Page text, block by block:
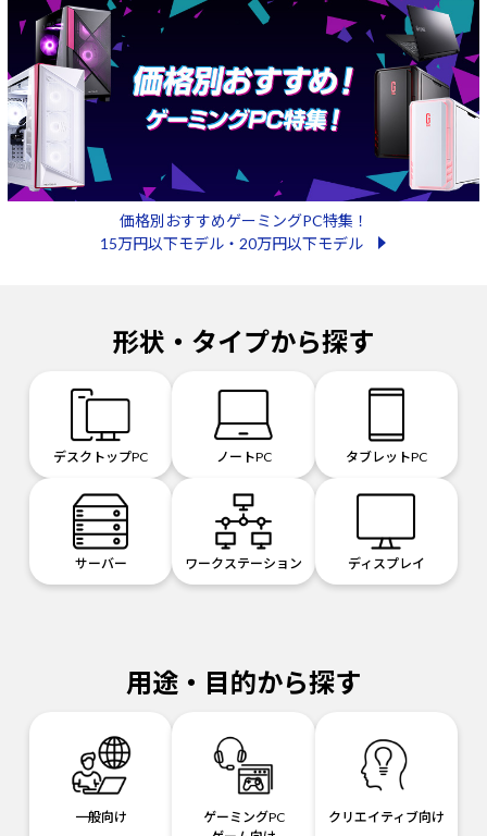
価格別おすすめゲーミングPC特集！
15万円以下モデル・20万円以下モデル
形状・タイプから探す
デスクトップPC ノートPC タブレットPC
サーバー ワークステーション ディスプレイ
用途・目的から探す
一般向け
ゲーミングPC
クリエイティブ向け